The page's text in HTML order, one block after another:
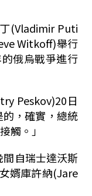
(Vladimir Puti
Witkoff)舉行
俄烏戰爭進行
Peskov)20日
的，確實，總統
觸。」
自瑞士達沃斯
婿庫許納(Jare